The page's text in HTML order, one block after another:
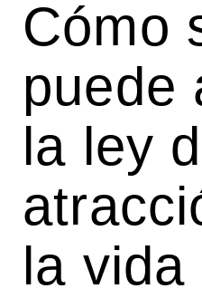
Cómo
puede
la ley
la